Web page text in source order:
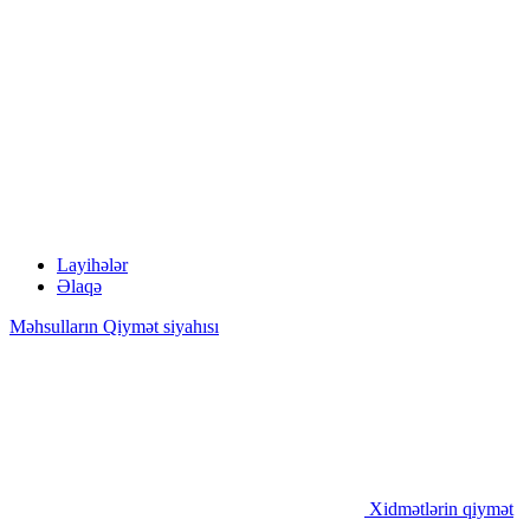
Layihələr
Əlaqə
Məhsulların Qiymət siyahısı
Xidmətlərin qiymət